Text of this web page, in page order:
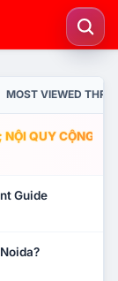
MOST VIEWED
QUY CỘNG
Guide